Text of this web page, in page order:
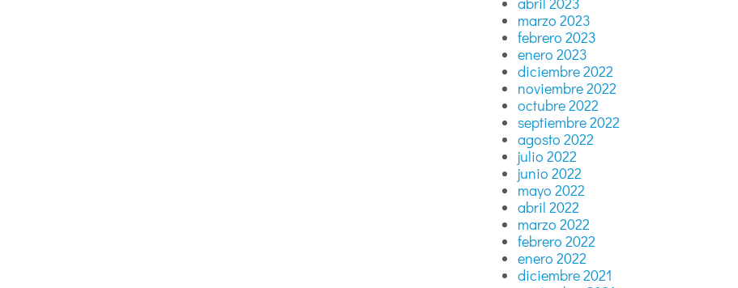
marzo 2023
febrero 2023
enero 2023
diciembre 2022
noviembre 2022
octubre 2022
septiembre 2022
agosto 2022
julio 2022
junio 2022
mayo 2022
abril 2022
marzo 2022
febrero 2022
enero 2022
diciembre 2021